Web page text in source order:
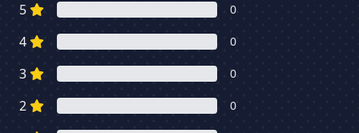
5 0
4 0
3 0
2 0